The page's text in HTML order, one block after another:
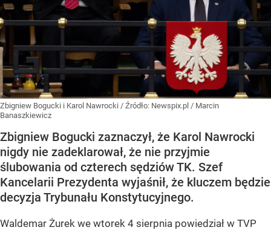
Zbigniew Bogucki i Karol Nawrocki / Źródło: Newspix.pl / Marcin
Banaszkiewicz
Zbigniew Bogucki zaznaczył, że Karol Nawrocki
nigdy nie zadeklarował, że nie przyjmie
ślubowania od czterech sędziów TK. Szef
Kancelarii Prezydenta wyjaśnił, że kluczem będzie
decyzja Trybunału Konstytucyjnego.
Waldemar Żurek we wtorek 4 sierpnia powiedział w TVP